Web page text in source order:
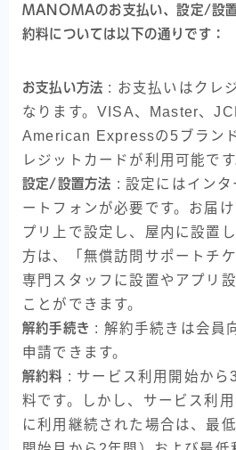
MANOMAのお支払い、設定/設
約料については以下の通りです：
お支払い方法 : お支払いはクレ
なります。VISA、Master、
American Expressの5ブラン
レジットカードが利用可能です
設定/設置方法 : 設定にはイン
ートフォンが必要です。お届
プリ上で設定し、屋内に設置
方は、「無償訪問サポートチ
専門スタッフに設置やアプリ
ことができます。
解約手続き : 解約手続きは会員
申請できます。
解約料 : サービス利用開始から
料です。しかし、サービス利
に利用継続された場合は、最